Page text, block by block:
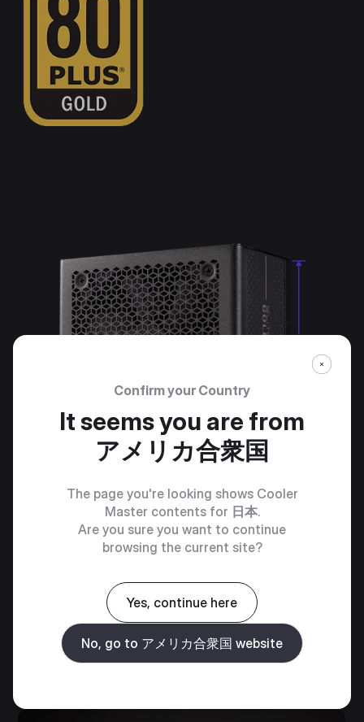
コンパクトフォームファクター
に対し、Elite Goldは150mm以下のコンパクト設計を採
用。幅広いPCケースへの取り付けが容易で、省スペー
ス志向のPC構築に最適です。
Confirm your Country
It seems you are from
アメリカ合衆国
The page you're looking shows Cooler
Master contents for 日本.
Are you sure you want to continue
browsing the current site?
Yes, continue here
No, go to アメリカ合衆国 website